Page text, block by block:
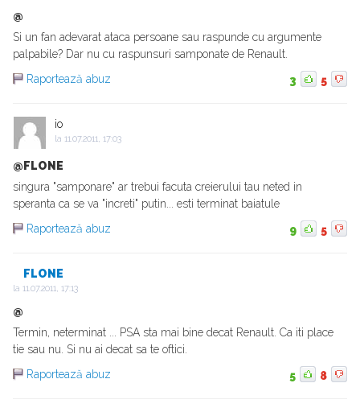
@
Si un fan adevarat ataca persoane sau raspunde cu argumente
palpabile? Dar nu cu raspunsuri samponate de Renault.
Raportează abuz
3 5
io
la 11.07.2011, 17:03
@FLONE
singura "samponare" ar trebui facuta creierului tau neted in
speranta ca se va "increti" putin... esti terminat baiatule
Raportează abuz
9 5
FLONE
la 11.07.2011, 17:13
@
Termin, neterminat ... PSA sta mai bine decat Renault. Ca iti place
tie sau nu. Si nu ai decat sa te oftici.
Raportează abuz
5 8